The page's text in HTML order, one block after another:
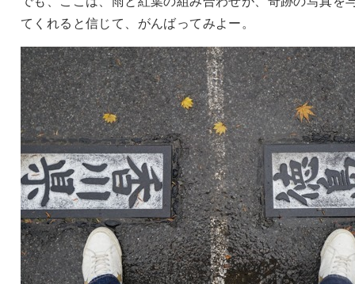
てくれると信じて、がんばってみよー。